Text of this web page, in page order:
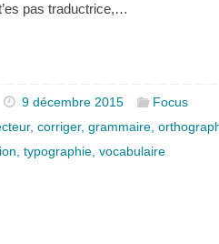
pas traductrice,…
9 décembre 2015
Focus
, corriger, grammaire,
,typographie ,vocabulaire